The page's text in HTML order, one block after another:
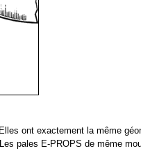
ont exactement la même
pales E-PROPS de même